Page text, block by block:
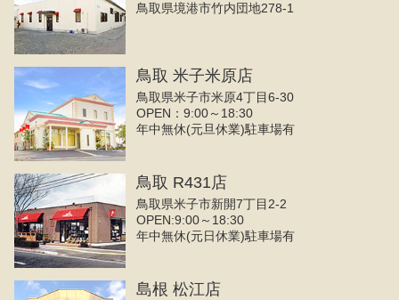
鳥取県境港市竹内団地278-1
鳥取 米子米原店
鳥取県米子市米原4丁目6-30
OPEN：9:00～18:30
年中無休(元旦休業)駐車場有
鳥取 R431店
鳥取県米子市新開7丁目2-2
OPEN:9:00～18:30
年中無休(元日休業)駐車場有
島根 松江店